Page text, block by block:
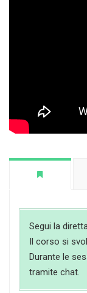
Segui la
Il corso si
Durante le
tramite chat.